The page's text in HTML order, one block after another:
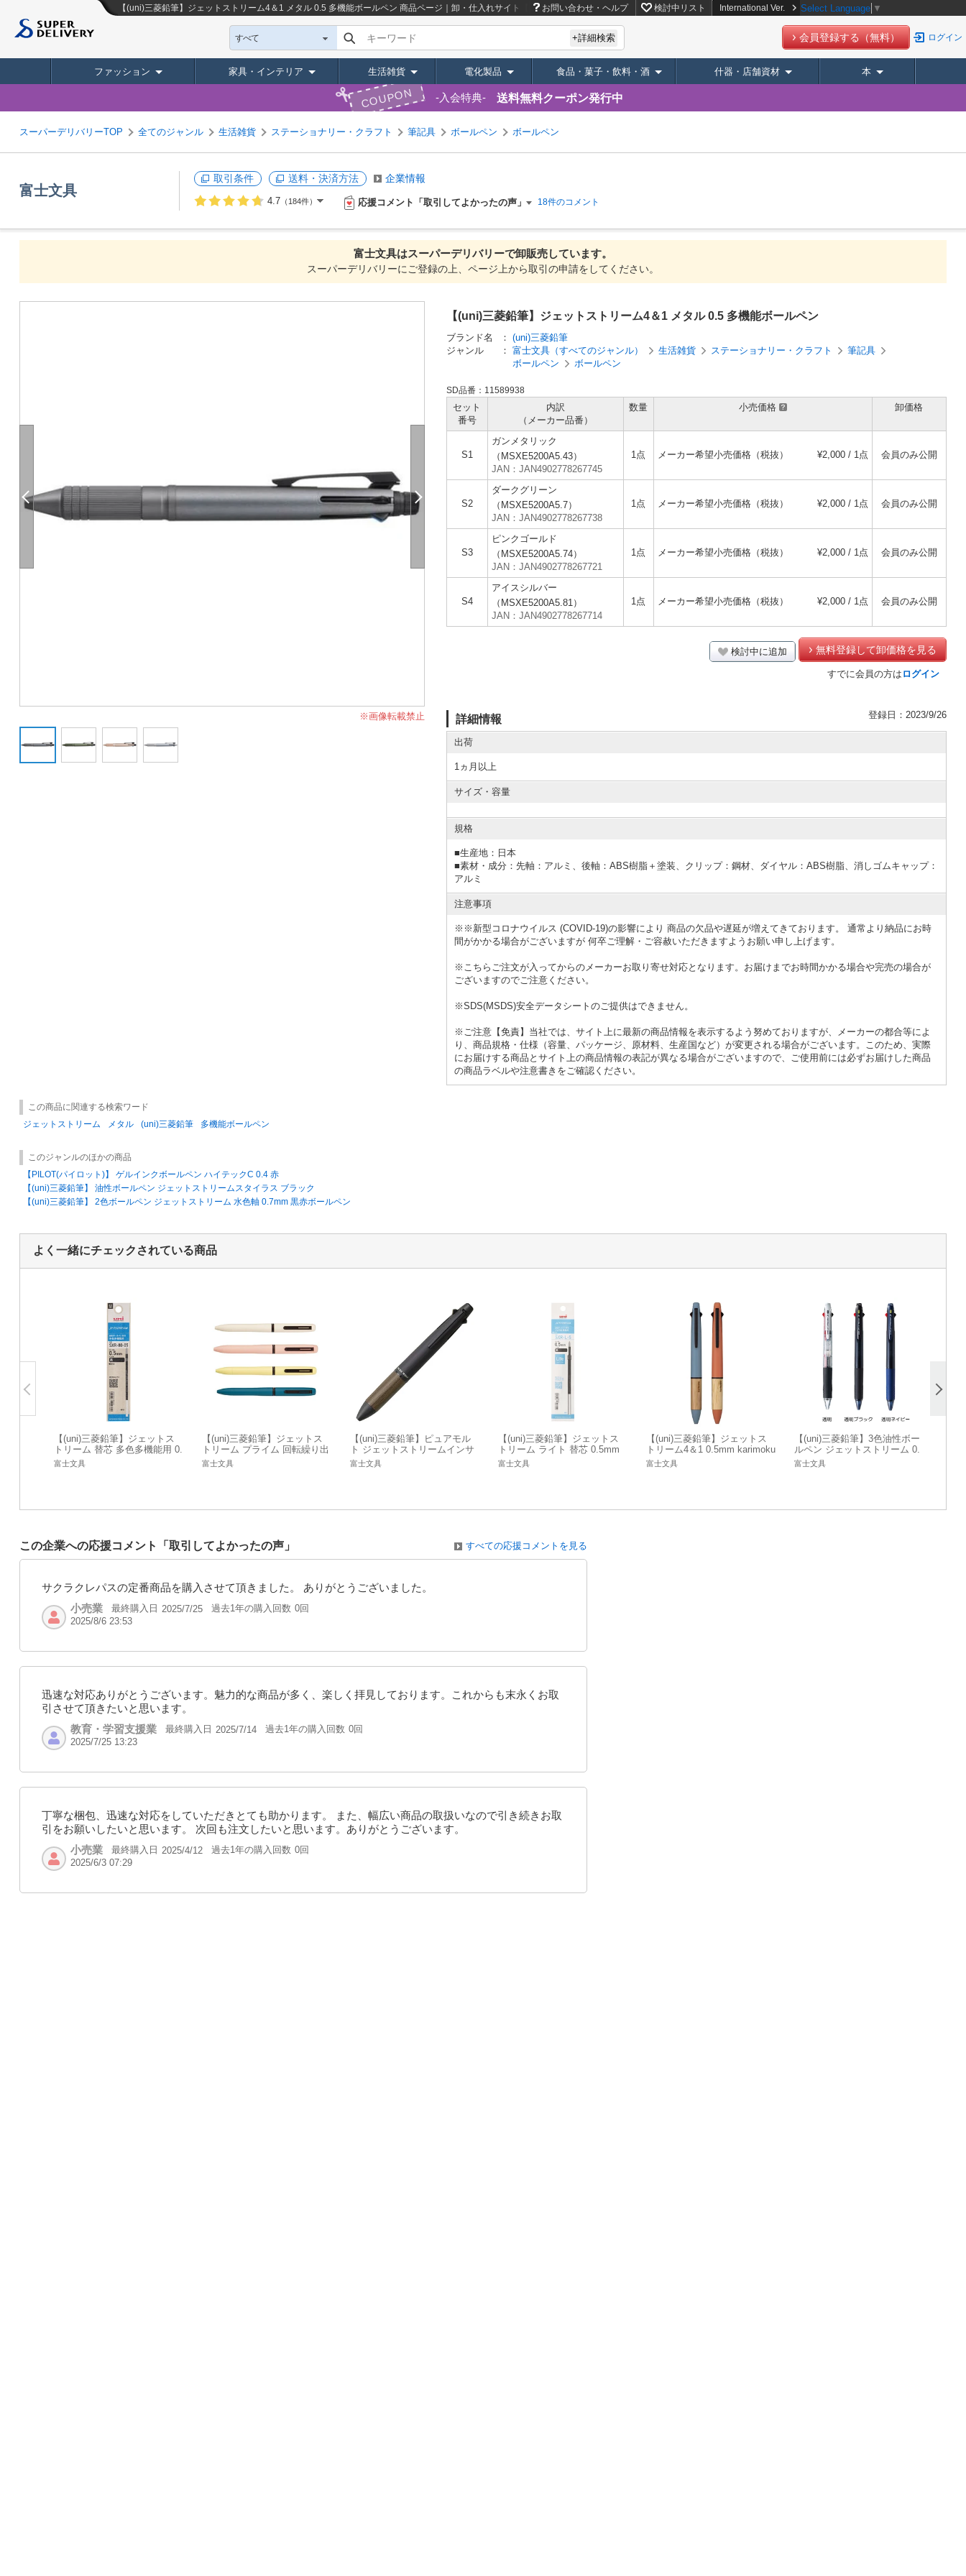
【(uni)三菱鉛筆】ジェットストリーム4＆1 メタル 0.5 多機能ボールペン 商品ページ｜卸・仕入れサイト【スーパーデリバリー】
お問い合わせ・ヘルプ 検討中リスト International Ver. Select Language ▼
すべて キーワード +詳細検索 会員登録する（無料） ログイン
ファッション 家具・インテリア 生活雑貨 電化製品 食品・菓子・飲料・酒 什器・店舗資材 本
COUPON 入会特典 送料無料クーポン発行中
スーパーデリバリーTOP 全てのジャンル 生活雑貨 ステーショナリー・クラフト 筆記具 ボールペン ボールペン
富士文具
取引条件 送料・決済方法 企業情報
4.7（184件） 応援コメント「取引してよかったの声」 18件のコメント
富士文具はスーパーデリバリーで卸販売しています。
スーパーデリバリーにご登録の上、ページ上から取引の申請をしてください。
※画像転載禁止
【(uni)三菱鉛筆】ジェットストリーム4＆1 メタル 0.5 多機能ボールペン
ブランド名 ： (uni)三菱鉛筆
ジャンル
： 富士文具（すべてのジャンル） 生活雑貨 ステーショナリー・クラフト
筆記具
ボールペン
ボールペン
SD品番：11589938
セット
番号
内訳
（メーカー品番）
数量 小売価格 卸価格
S1
ガンメタリック
（MSXE5200A5.43）
JAN：JAN4902778267745
1点 メーカー希望小売価格（税抜） ¥2,000 / 1点 会員のみ公開
S2
ダークグリーン
（MSXE5200A5.7）
JAN：JAN4902778267738
1点 メーカー希望小売価格（税抜） ¥2,000 / 1点 会員のみ公開
S3
ピンクゴールド
（MSXE5200A5.74）
JAN：JAN4902778267721
1点 メーカー希望小売価格（税抜） ¥2,000 / 1点 会員のみ公開
S4
アイスシルバー
（MSXE5200A5.81）
JAN：JAN4902778267714
1点 メーカー希望小売価格（税抜） ¥2,000 / 1点 会員のみ公開
検討中に追加 無料登録して卸価格を見る
すでに会員の方は ログイン
詳細情報 登録日：2023/9/26
出荷
1ヵ月以上
サイズ・容量
規格
■生産地：日本
■素材・成分：先軸：アルミ、後軸：ABS樹脂＋塗装、クリップ：鋼材、ダイヤル：ABS樹脂、消しゴムキャップ：
アルミ
注意事項
※※新型コロナウイルス (COVID-19)の影響により 商品の欠品や遅延が増えてきております。 通常より納品にお時
間がかかる場合がございますが 何卒ご理解・ご容赦いただきますようお願い申し上げます。
※こちらご注文が入ってからのメーカーお取り寄せ対応となります。お届けまでお時間かかる場合や完売の場合が
ございますのでご注意ください。
※SDS(MSDS)安全データシートのご提供はできません。
※ご注意【免責】当社では、サイト上に最新の商品情報を表示するよう努めておりますが、メーカーの都合等によ
り、商品規格・仕様（容量、パッケージ、原材料、生産国など）が変更される場合がございます。このため、実際
にお届けする商品とサイト上の商品情報の表記が異なる場合がございますので、ご使用前には必ずお届けした商品
の商品ラベルや注意書きをご確認ください。
この商品に関連する検索ワード
ジェットストリーム
メタル (uni)三菱鉛筆 多機能ボールペン
このジャンルのほかの商品
【PILOT(パイロット)】 ゲルインクボールペン ハイテックC 0.4 赤
【(uni)三菱鉛筆】 油性ボールペン ジェットストリームスタイラス ブラック
【(uni)三菱鉛筆】 2色ボールペン ジェットストリーム 水色軸 0.7mm 黒赤ボールペン
よく一緒にチェックされている商品
【(uni)三菱鉛筆】ジェットス
トリーム 替芯 多色多機能用 0.
5mm SXR8005K
富士文具
【(uni)三菱鉛筆】ジェットス
トリーム プライム 回転繰り出
し式 3色ボールペン 0.5mm S
XE3LPR05
富士文具
【(uni)三菱鉛筆】ピュアモル
ト ジェットストリームインサ
イド 多機能ペン 4&1 0.7mm
富士文具
【(uni)三菱鉛筆】ジェットス
トリーム ライト 替芯 0.5mm
SXRL5 油性ボールペン 替え
富士文具
【(uni)三菱鉛筆】ジェットス
トリーム4＆1 0.5mm karimoku
カリモク 多機能ボールペン
富士文具
【(uni)三菱鉛筆】3色油性ボー
ルペン ジェットストリーム 0.
38mm SXE3-400-38
富士文具
この企業への応援コメント「取引してよかったの声」 すべての応援コメントを見る
サクラクレパスの定番商品を購入させて頂きました。 ありがとうございました。
小売業
最終購入日 2025/7/25 過去1年の購入回数 0回
2025/8/6 23:53
迅速な対応ありがとうございます。魅力的な商品が多く、楽しく拝見しております。これからも末永くお取
引させて頂きたいと思います。
教育・学習支援業
最終購入日 2025/7/14 過去1年の購入回数 0回
2025/7/25 13:23
丁寧な梱包、迅速な対応をしていただきとても助かります。 また、幅広い商品の取扱いなので引き続きお取
引をお願いしたいと思います。 次回も注文したいと思います。ありがとうございます。
小売業
最終購入日 2025/4/12 過去1年の購入回数 0回
2025/6/3 07:29